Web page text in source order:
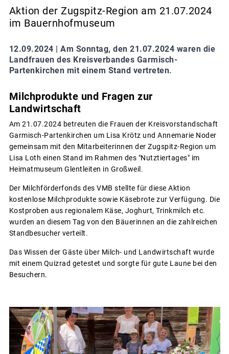
Aktion der Zugspitz-Region am 21.07.2024
im Bauernhofmuseum
12.09.2024 | Am Sonntag, den 21.07.2024 waren die
Landfrauen des Kreisverbandes Garmisch-
Partenkirchen mit einem Stand vertreten.
Milchprodukte und Fragen zur
Landwirtschaft
Am 21.07.2024 betreuten die Frauen der Kreisvorstandschaft
Garmisch-Partenkirchen um Lisa Krötz und Annemarie Noder
gemeinsam mit den Mitarbeiterinnen der Zugspitz-Region um
Lisa Loth einen Stand im Rahmen des "Nutztiertages" im
Heimatmuseum Glentleiten in Großweil.
Der Milchförderfonds des VMB stellte für diese Aktion
kostenlose Milchprodukte sowie Käsebrote zur Verfügung. Die
Kostproben aus regionalem Käse, Joghurt, Trinkmilch etc.
wurden an diesem Tag von den Bäuerinnen an die zahlreichen
Standbesucher verteilt.
Das Wissen der Gäste über Milch- und Landwirtschaft wurde
mit einem Quizrad getestet und sorgte für gute Laune bei den
Besuchern.